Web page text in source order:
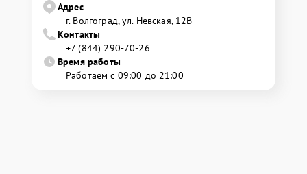
Адрес
г. Волгоград, ул. Невская, 12В
Контакты
+7 (844) 290-70-26
Время работы
Работаем с 09:00 до 21:00